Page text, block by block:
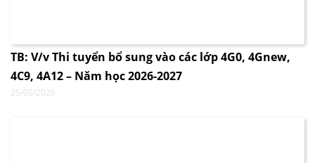
TB: V/v Thi tuyển bổ sung vào các lớp 4G0, 4Gnew,
4C9, 4A12 – Năm học 2026-2027
25/05/2026